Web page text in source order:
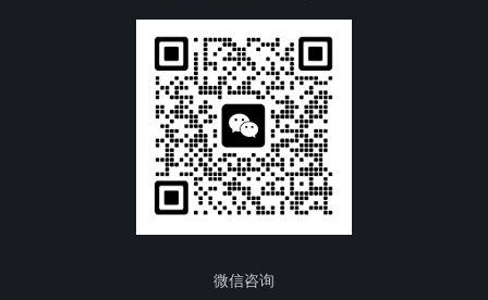
微信咨询